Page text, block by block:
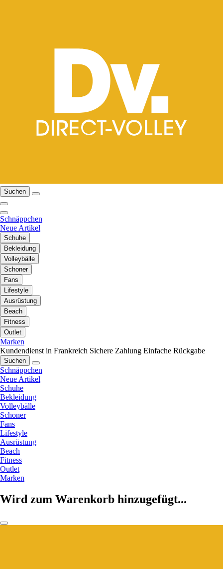
Suchen
Schnäppchen
Neue Artikel
Schuhe
Bekleidung
Volleybälle
Schoner
Fans
Lifestyle
Ausrüstung
Beach
Fitness
Outlet
Marken
Kundendienst in Frankreich Sichere Zahlung Einfache Rückgabe
Suchen
Schnäppchen
Neue Artikel
Schuhe
Bekleidung
Volleybälle
Schoner
Fans
Lifestyle
Ausrüstung
Beach
Fitness
Outlet
Marken
Wird zum Warenkorb hinzugefügt...